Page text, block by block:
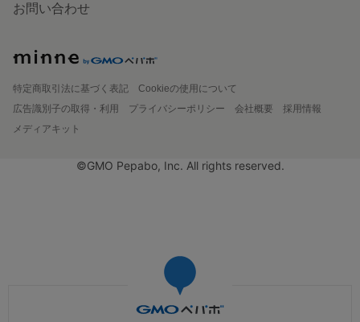
お問い合わせ
特定商取引法に基づく表記
Cookieの使用について
広告識別子の取得・利用
プライバシーポリシー 会社概要
採用情報
メディアキット
©GMO Pepabo, Inc. All rights reserved.